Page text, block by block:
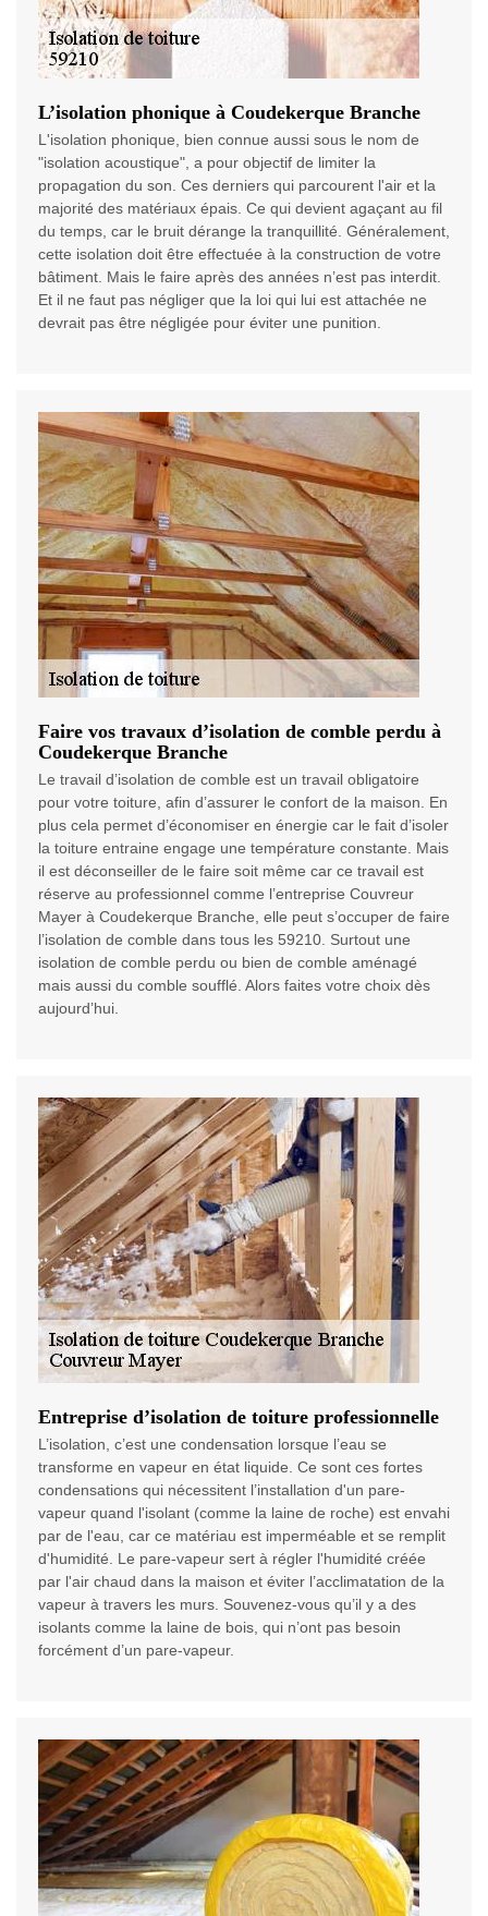
L’isolation phonique à Coudekerque Branche
L'isolation phonique, bien connue aussi sous le nom de
"isolation acoustique", a pour objectif de limiter la
propagation du son. Ces derniers qui parcourent l'air et la
majorité des matériaux épais. Ce qui devient agaçant au fil
du temps, car le bruit dérange la tranquillité. Généralement,
cette isolation doit être effectuée à la construction de votre
bâtiment. Mais le faire après des années n’est pas interdit.
Et il ne faut pas négliger que la loi qui lui est attachée ne
devrait pas être négligée pour éviter une punition.
Faire vos travaux d’isolation de comble perdu à
Coudekerque Branche
Le travail d’isolation de comble est un travail obligatoire
pour votre toiture, afin d’assurer le confort de la maison. En
plus cela permet d’économiser en énergie car le fait d’isoler
la toiture entraine engage une température constante. Mais
il est déconseiller de le faire soit même car ce travail est
réserve au professionnel comme l’entreprise Couvreur
Mayer à Coudekerque Branche, elle peut s’occuper de faire
l’isolation de comble dans tous les 59210. Surtout une
isolation de comble perdu ou bien de comble aménagé
mais aussi du comble soufflé. Alors faites votre choix dès
aujourd’hui.
Entreprise d’isolation de toiture professionnelle
L’isolation, c’est une condensation lorsque l’eau se
transforme en vapeur en état liquide. Ce sont ces fortes
condensations qui nécessitent l’installation d'un pare-
vapeur quand l'isolant (comme la laine de roche) est envahi
par de l'eau, car ce matériau est imperméable et se remplit
d'humidité. Le pare-vapeur sert à régler l'humidité créée
par l'air chaud dans la maison et éviter l’acclimatation de la
vapeur à travers les murs. Souvenez-vous qu’il y a des
isolants comme la laine de bois, qui n’ont pas besoin
forcément d’un pare-vapeur.